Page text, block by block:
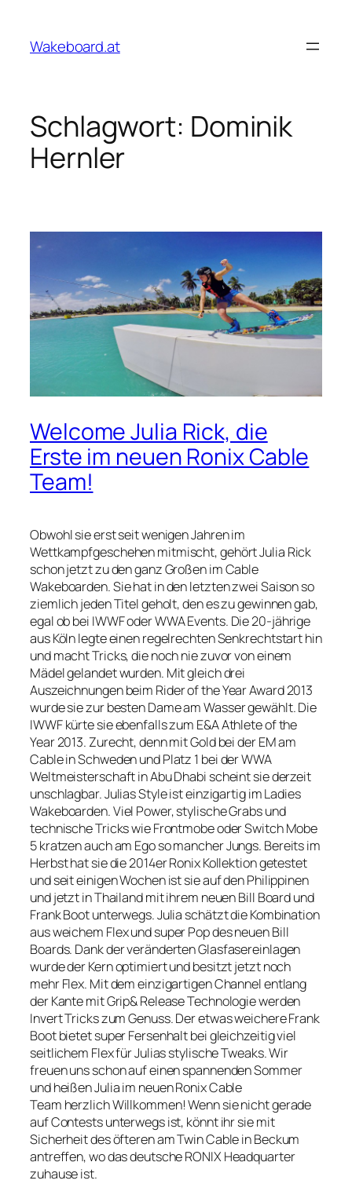
springen
Wakeboard.at
Schlagwort: Dominik
Hernler
Welcome Julia Rick, die
Erste im neuen Ronix Cable
Team!
Obwohl sie erst seit wenigen Jahren im
Wettkampfgeschehen mitmischt, gehört Julia Rick
schon jetzt zu den ganz Großen im Cable
Wakeboarden. Sie hat in den letzten zwei Saison so
ziemlich jeden Titel geholt, den es zu gewinnen gab,
egal ob bei IWWF oder WWA Events. Die 20-jährige
aus Köln legte einen regelrechten Senkrechtstart hin
und macht Tricks, die noch nie zuvor von einem
Mädel gelandet wurden. Mit gleich drei
Auszeichnungen beim Rider of the Year Award 2013
wurde sie zur besten Dame am Wasser gewählt. Die
IWWF kürte sie ebenfalls zum E&A Athlete of the
Year 2013. Zurecht, denn mit Gold bei der EM am
Cable in Schweden und Platz 1 bei der WWA
Weltmeisterschaft in Abu Dhabi scheint sie derzeit
unschlagbar. Julias Style ist einzigartig im Ladies
Wakeboarden. Viel Power, stylische Grabs und
technische Tricks wie Frontmobe oder Switch Mobe
5 kratzen auch am Ego so mancher Jungs. Bereits im
Herbst hat sie die 2014er Ronix Kollektion getestet
und seit einigen Wochen ist sie auf den Philippinen
und jetzt in Thailand mit ihrem neuen Bill Board und
Frank Boot unterwegs. Julia schätzt die Kombination
aus weichem Flex und super Pop des neuen Bill
Boards. Dank der veränderten Glasfasereinlagen
wurde der Kern optimiert und besitzt jetzt noch
mehr Flex. Mit dem einzigartigen Channel entlang
der Kante mit Grip& Release Technologie werden
Invert Tricks zum Genuss. Der etwas weichere Frank
Boot bietet super Fersenhalt bei gleichzeitig viel
seitlichem Flex für Julias stylische Tweaks. Wir
freuen uns schon auf einen spannenden Sommer
und heißen Julia im neuen Ronix Cable
Team herzlich Willkommen! Wenn sie nicht gerade
auf Contests unterwegs ist, könnt ihr sie mit
Sicherheit des öfteren am Twin Cable in Beckum
antreffen, wo das deutsche RONIX Headquarter
zuhause ist.